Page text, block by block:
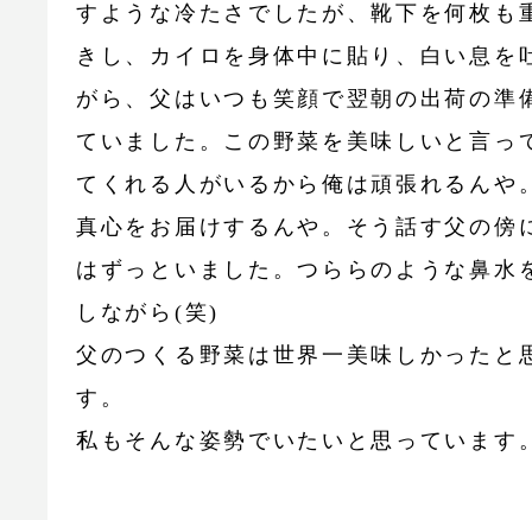
すような冷たさでしたが、靴下を何枚も
きし、カイロを身体中に貼り、白い息を
がら、父はいつも笑顔で翌朝の出荷の準
ていました。この野菜を美味しいと言っ
てくれる人がいるから俺は頑張れるんや
真心をお届けするんや。そう話す父の傍
はずっといました。つららのような鼻水
しながら(笑)
父のつくる野菜は世界一美味しかったと
す。
私もそんな姿勢でいたいと思っています